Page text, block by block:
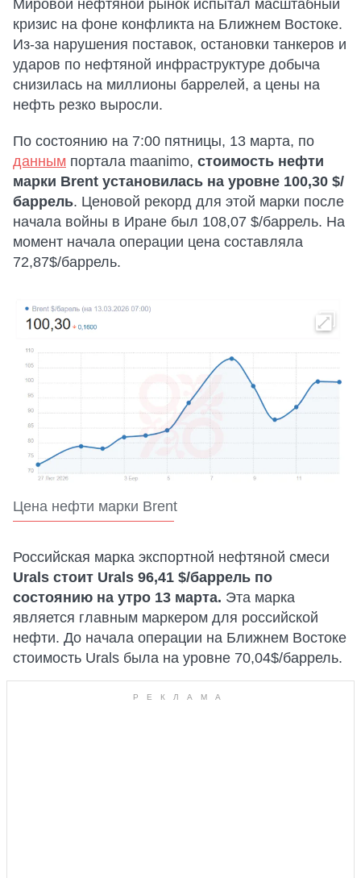
Мировой нефтяной рынок испытал масштабный
кризис на фоне конфликта на Ближнем Востоке.
Из-за нарушения поставок, остановки танкеров и
ударов по нефтяной инфраструктуре добыча
снизилась на миллионы баррелей, а цены на
нефть резко выросли.
По состоянию на 7:00 пятницы, 13 марта, по
данным портала maanimo, стоимость нефти
марки Brent установилась на уровне 100,30 $/
баррель. Ценовой рекорд для этой марки после
начала войны в Иране был 108,07 $/баррель. На
момент начала операции цена составляла
72,87$/баррель.
Цена нефти марки Brent
Российская марка экспортной нефтяной смеси
Urals стоит Urals 96,41 $/баррель по
состоянию на утро 13 марта. Эта марка
является главным маркером для российской
нефти. До начала операции на Ближнем Востоке
стоимость Urals была на уровне 70,04$/баррель.